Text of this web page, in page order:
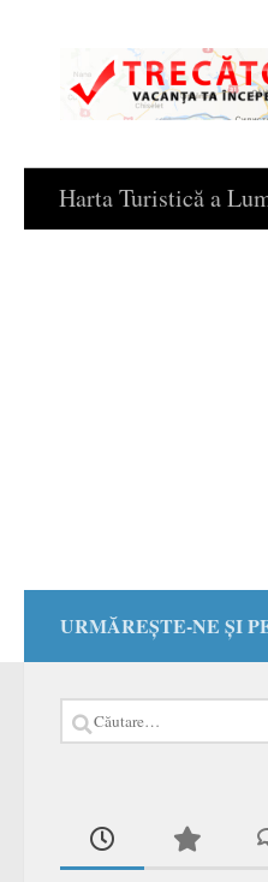
Skip to content
Harta Turistică a
URMĂREȘTE-NE ȘI
Caută
după: